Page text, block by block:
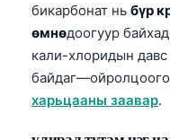
бикарбонат нь бүр
өмнөдоогуур
кали-хлоридын давс
харьцааны заавар.